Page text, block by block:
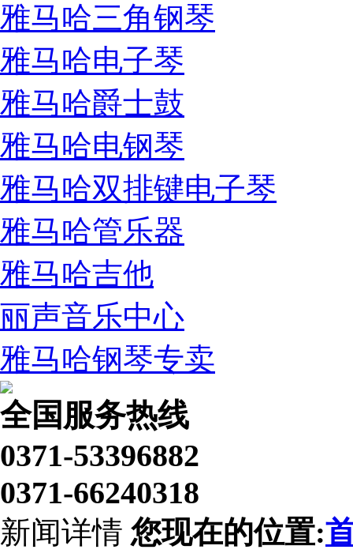
雅马哈三角钢琴
雅马哈电子琴
雅马哈爵士鼓
雅马哈电钢琴
雅马哈双排键电子琴
雅马哈管乐器
雅马哈吉他
丽声音乐中心
雅马哈钢琴专卖
全国服务热线
0371-53396882
0371-66240318
新闻详情 您现在的位置: